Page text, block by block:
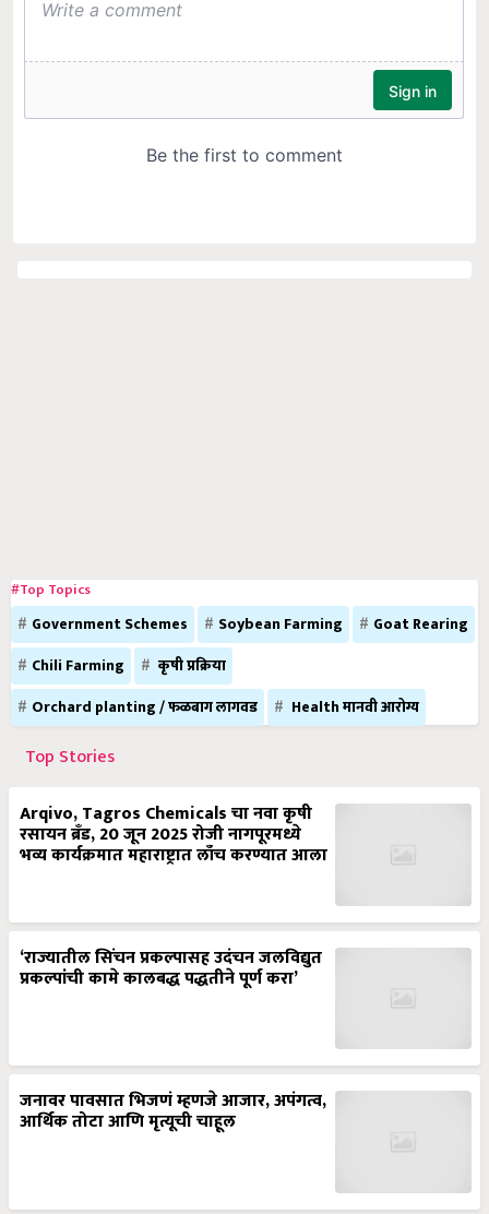
#Top Topics
Government Schemes Soybean Farming
Goat Rearing
Chili Farming
कृषी प्रक्रिया
Orchard planting / फळबाग लागवड
Health मानवी आरोग्य
Top Stories
Arqivo, Tagros Chemicals चा नवा कृषी
रसायन ब्रँड, 20 जून 2025 रोजी नागपूरमध्ये
भव्य कार्यक्रमात महाराष्ट्रात लाँच करण्यात आला
‘राज्यातील सिंचन प्रकल्पासह उदंचन जलविद्युत
प्रकल्पांची कामे कालबद्ध पद्धतीने पूर्ण करा’
जनावर पावसात भिजणं म्हणजे आजार, अपंगत्व,
आर्थिक तोटा आणि मृत्यूची चाहूल